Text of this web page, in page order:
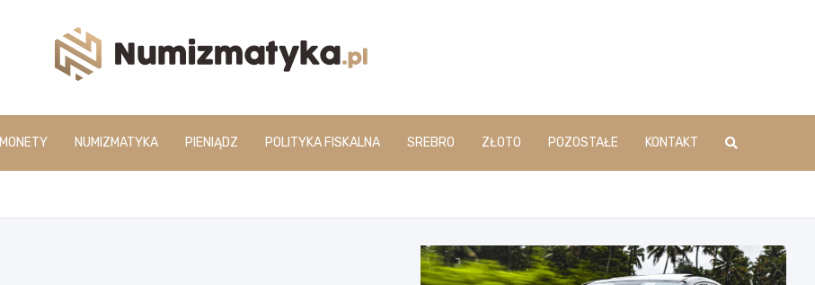
www.numizmatyka.pl
MONETY NUMIZMATYKA PIENIĄDZ POLITYKA FISKALNA SREBRO ZŁOTO POZOSTAŁE KONTAKT